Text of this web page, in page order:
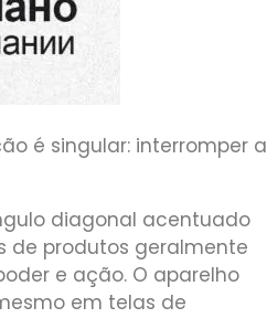
é singular: interromper a
diagonal acentuado
de produtos geralmente
e ação. O aparelho
em telas de